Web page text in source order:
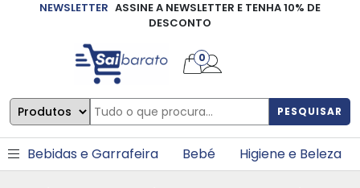
NEWSLETTER ASSINE A NEWSLETTER E TENHA 10% DE
DESCONTO
PESQUISAR
0
Bebidas e Garrafeira Bebé Higiene e Beleza